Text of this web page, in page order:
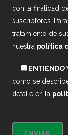
con la finalidad
suscriptores.
tratamiento de
nuestra política
ENTIENDO
como se
detalle en la